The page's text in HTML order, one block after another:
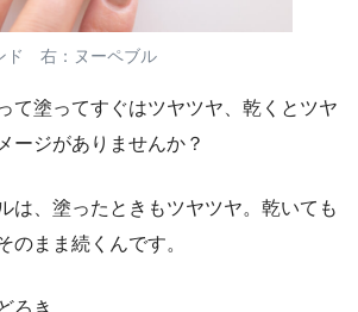
ド 右：ヌーペブル
て塗ってすぐはツヤツヤ、乾くとツヤ
ージがありませんか？
は、塗ったときもツヤツヤ。乾いても
のまま続くんです。
ろき。